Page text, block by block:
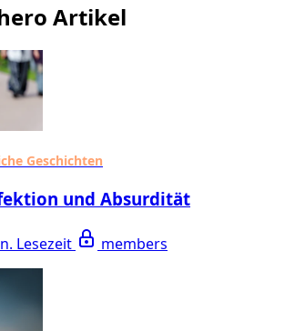
Artikel
Geschichten
und Absurdität
Lesezeit members